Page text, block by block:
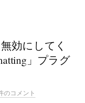
効にしてく
」プラグ
のコメント